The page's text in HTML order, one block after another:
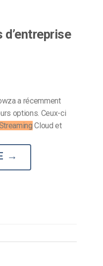
a récemment
options. Ceux-ci
Cloud et
→